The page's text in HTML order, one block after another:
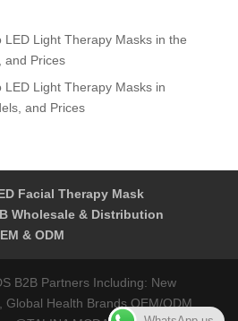
Light Therapy Masks in the
and Prices
Light Therapy Masks in
and Prices
Facial Therapy Mask
Wholesale & Distribution
& ODM
B2B Partners Including: New
Global Health Brands OEM/ODM,